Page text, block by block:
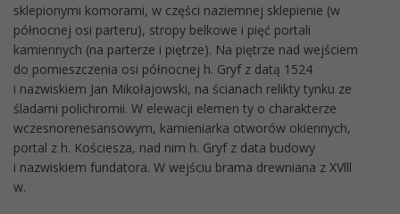
sklepionymi komorami, w części naziemnej sklepienie (w
północnej osi parteru), stropy belkowe i pięć portali
kamiennych (na parterze i piętrze). Na piętrze nad wejściem
do pomieszczenia osi północnej h. Gryf z datą 1524
i nazwiskiem Jan Mikołajowski, na ścianach relikty tynku ze
śladami polichromii. W elewacji elemen ty o charakterze
wczesnorenesansowym, kamieniarka otworów okiennych,
portal z h. Kościesza, nad nim h. Gryf z data budowy
i nazwiskiem fundatora. W wejściu brama drewniana z XVlll
w.